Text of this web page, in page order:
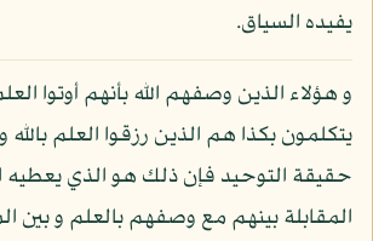
يفيده السياق.
و هؤلاء الذين وصفهم الله بأنهم أوتوا
يتكلمون بكذا هم الذين رزقوا العلم
حقيقة التوحيد فإن ذلك هو الذي
المقابلة بينهم مع وصفهم بالعلم و بين